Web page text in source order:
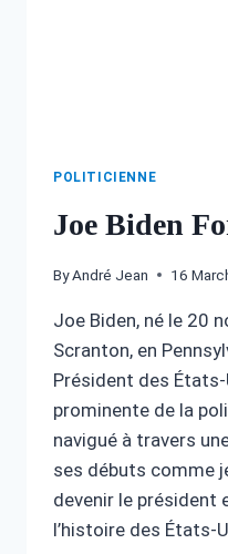
POLITICIENNE
Joe Biden
ByAndré Jean 16
Joe Biden, né le 20
Scranton, en
Président des
prominente de la
navigué à travers
ses débuts comme
devenir le président
l’histoire des États-